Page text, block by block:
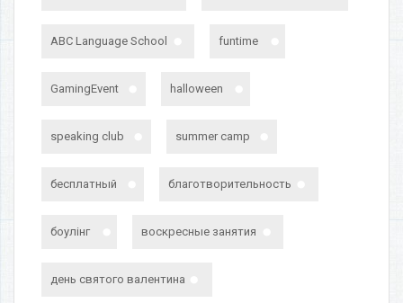
ABC Language School funtime
GamingEvent halloween
speaking club summer camp
бесплатный благотворительность
боулінг воскресные занятия
день святого валентина